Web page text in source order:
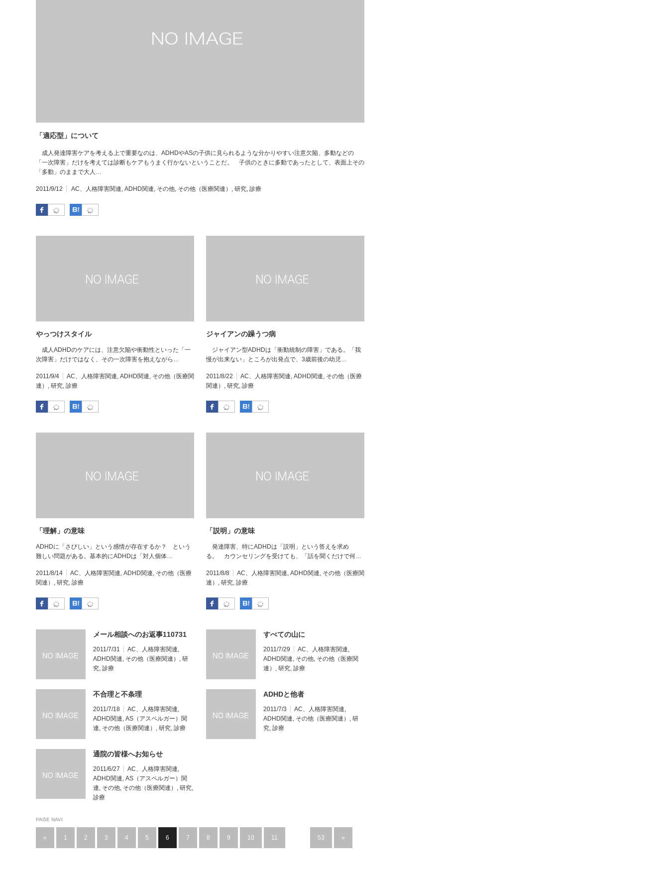
「適応型」について
成人発達障害ケアを考える上で重要なのは、ADHDやASの子供に見られるような分かりやすい注意欠陥、多動などの
「一次障害」だけを考えては診断もケアもうまく行かないということだ。 子供のときに多動であったとして、表面上その
「多動」のままで大人…
2011/9/12 AC、人格障害関連, ADHD関連, その他, その他（医療関連） , 研究, 診療
Facebook はてなブックマーク
やっつけスタイル
成人ADHDのケアには、注意欠陥や衝動性といった「一
次障害」だけではなく、その一次障害を抱えながら…
2011/9/4 AC、人格障害関連, ADHD関連, その他（医療関
連） , 研究, 診療
Facebook はてなブックマーク
ジャイアンの躁うつ病
ジャイアン型ADHDは「衝動統制の障害」である。「我
慢が出来ない」ところが出発点で、3歳前後の幼児…
2011/8/22 AC、人格障害関連, ADHD関連, その他（医療
関連） , 研究, 診療
Facebook はてなブックマーク
「理解」の意味
ADHDに「さびしい」という感情が存在するか？ という
難しい問題がある。基本的にADHDは「対人個体…
2011/8/14 AC、人格障害関連, ADHD関連, その他（医療
関連） , 研究, 診療
Facebook はてなブックマーク
「説明」の意味
発達障害、特にADHDは「説明」という答えを求め
る。 カウンセリングを受けても、「話を聞くだけで何…
2011/8/8 AC、人格障害関連, ADHD関連, その他（医療関
連） , 研究, 診療
Facebook はてなブックマーク
メール相談へのお返事110731
2011/7/31 AC、人格障害関連,
ADHD関連, その他（医療関連） , 研
究, 診療
すべての山に
2011/7/29 AC、人格障害関連,
ADHD関連, その他, その他（医療関
連） , 研究, 診療
不合理と不条理
2011/7/18 AC、人格障害関連,
ADHD関連, AS（アスペルガー）関
連, その他（医療関連） , 研究, 診療
ADHDと他者
2011/7/3 AC、人格障害関連,
ADHD関連, その他（医療関連） , 研
究, 診療
通院の皆様へお知らせ
2011/6/27 AC、人格障害関連,
ADHD関連, AS（アスペルガー）関
連, その他, その他（医療関連） , 研究,
診療
PAGE NAVI
« 1 2 3 4 5 6 7 8 9 10 11 53 »